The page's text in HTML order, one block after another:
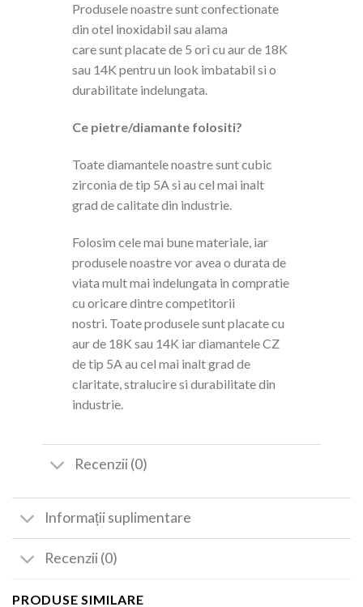
Produsele noastre sunt confectionate
din otel inoxidabil sau alama
care sunt placate de 5 ori cu aur de 18K
sau 14K pentru un look imbatabil si o
durabilitate indelungata.
Ce pietre/diamante folositi?
Toate diamantele noastre sunt cubic
zirconia de tip 5A si au cel mai inalt
grad de calitate din industrie.
Folosim cele mai bune materiale, iar
produsele noastre vor avea o durata de
viata mult mai indelungata in compratie
cu oricare dintre competitorii
nostri. Toate produsele sunt placate cu
aur de 18K sau 14K iar diamantele CZ
de tip 5A au cel mai inalt grad de
claritate, stralucire si durabilitate din
industrie.
Recenzii (0)
Informații suplimentare
Recenzii (0)
PRODUSE SIMILARE